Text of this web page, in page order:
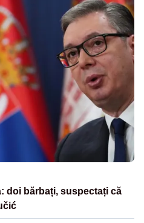
doi bărbați, suspectați că